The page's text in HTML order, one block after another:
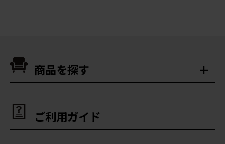
商品を探す
ご利用ガイド